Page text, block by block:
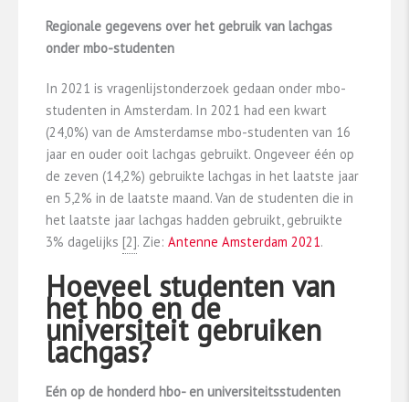
Regionale gegevens over het gebruik van lachgas
onder mbo-studenten
In 2021 is vragenlijstonderzoek gedaan onder mbo-
studenten in Amsterdam. In 2021 had een kwart
(24,0%) van de Amsterdamse mbo-studenten van 16
jaar en ouder ooit lachgas gebruikt. Ongeveer één op
de zeven (14,2%) gebruikte lachgas in het laatste jaar
en 5,2% in de laatste maand. Van de studenten die in
het laatste jaar lachgas hadden gebruikt, gebruikte
3% dagelijks ​[2]​. Zie: Antenne Amsterdam 2021.
Hoeveel studenten van
het hbo en de
universiteit gebruiken
lachgas?
Eén op de honderd hbo- en universiteitsstudenten